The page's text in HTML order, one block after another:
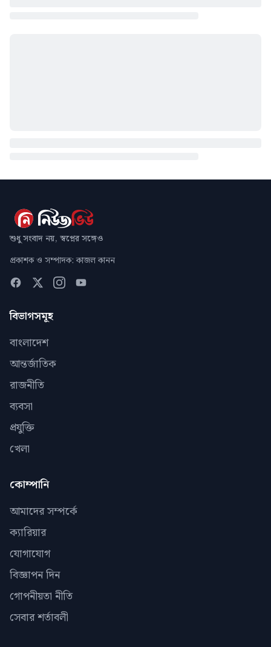
শুধু সংবাদ নয়, স্বপ্নের সঙ্গেও
প্রকাশক ও সম্পাদক: কাজল কানন
বিভাগসমূহ
বাংলাদেশ
আন্তর্জাতিক
রাজনীতি
ব্যবসা
প্রযুক্তি
খেলা
কোম্পানি
আমাদের সম্পর্কে
ক্যারিয়ার
যোগাযোগ
বিজ্ঞাপন দিন
গোপনীয়তা নীতি
সেবার শর্তাবলী